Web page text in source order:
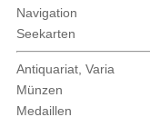
Navigation
Seekarten
Antiquariat, Varia
Münzen
Medaillen